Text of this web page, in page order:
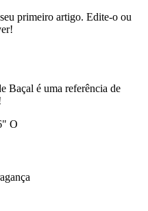
primeiro artigo. Edite-o ou
Baçal é uma referência de
O